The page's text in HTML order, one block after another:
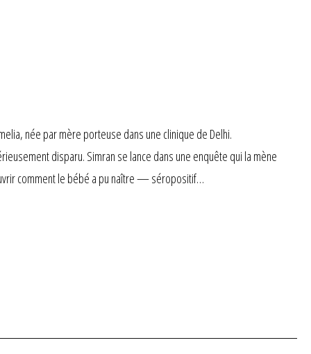
née par mère porteuse dans une clinique de Delhi.
disparu. Simran se lance dans une enquête qui la mène
comment le bébé a pu naître — séropositif…